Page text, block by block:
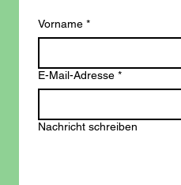
Vorname *
E-Mail-Adresse *
Nachricht schreiben